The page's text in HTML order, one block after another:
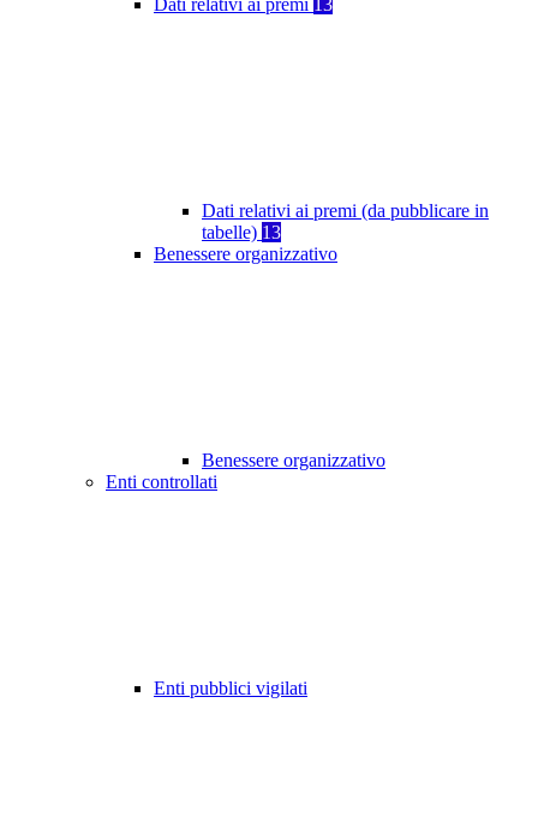
Dati relativi ai premi 13
Dati relativi ai premi (da pubblicare in
tabelle) 13
Benessere organizzativo
Benessere organizzativo
Enti controllati
Enti pubblici vigilati